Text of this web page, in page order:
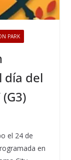
PARK
día del
el 24 de
en